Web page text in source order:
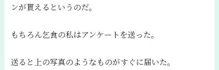
ンが貰えるというのだ。
もちろん乞食の私はアンケートを送った。
送ると上の写真のようなものがすぐに届いた。